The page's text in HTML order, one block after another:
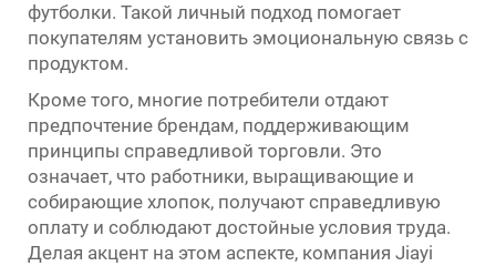
футболки. Такой личный подход помогает
покупателям установить эмоциональную связь с
продуктом.
Кроме того, многие потребители отдают
предпочтение брендам, поддерживающим
принципы справедливой торговли. Это
означает, что работники, выращивающие и
собирающие хлопок, получают справедливую
оплату и соблюдают достойные условия труда.
Делая акцент на этом аспекте, компания Jiayi